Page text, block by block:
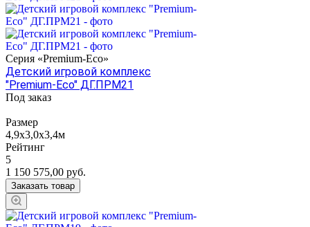
Серия «Premium-Eco»
Детский игровой комплекс
"Premium-Eco" ДГ.ПРМ21
Под заказ
Размер
4,9х3,0х3,4м
Рейтинг
5
1 150 575,00 руб.
Заказать товар